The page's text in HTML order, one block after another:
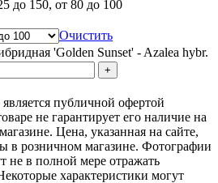
до 150, от 80 до 100
Очистить
'Golden Sunset' - Azalea hybr.
публичной офертой
не гарантирует его наличие на
Цена, указанная на сайте,
в розничном магазине. Фотографии
не в полной мере отражать
характеристики могут